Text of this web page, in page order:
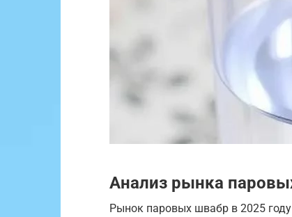
Анализ рынка
Рынок паровых швабр в 2025 году